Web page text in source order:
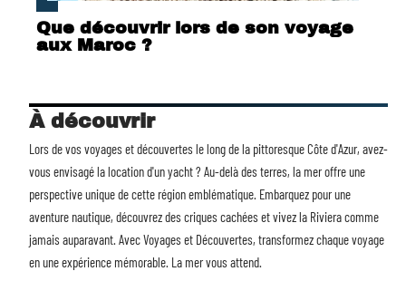
Que découvrir lors de son voyage
aux Maroc ?
À découvrir
Lors de vos voyages et découvertes le long de la pittoresque Côte d'Azur, avez-
vous envisagé lalocation d'un yacht? Au-delà des terres, la mer offre une
perspective unique de cette région emblématique. Embarquez pour une
aventure nautique, découvrez des criques cachées et vivez la Riviera comme
jamais auparavant. Avec Voyages et Découvertes, transformez chaque voyage
en une expérience mémorable. La mer vous attend.